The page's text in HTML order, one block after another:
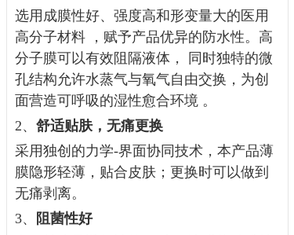
选用成膜性好、强度高和形变量大的医用
高分子材料 ，赋予产品优异的防水性。高
分子膜可以有效阻隔液体， 同时独特的微
孔结构允许水蒸气与氧气自由交换，为创
面营造可呼吸的湿性愈合环境 。
2、 舒适贴肤，无痛更换
采用独创的力学-界面协同技术，本产品薄
膜隐形轻薄，贴合皮肤；更换时可以做到
无痛剥离。
3、
阻菌性好